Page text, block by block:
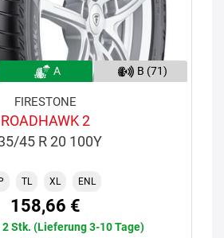
A B (71)
FIRESTONE
ROADHAWK 2
45 R 20 100Y
TL XL ENL
158,66 €
Stk. (Lieferung 3-10 Tage)